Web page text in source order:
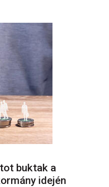
buktak a
idején